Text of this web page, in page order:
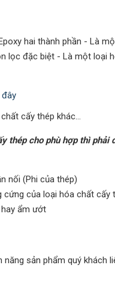
hai thành phần - Là
đặc biệt - Là một loại
đây
cấy thép khác…
thép cho phù hợp thì phải
nối (Phi của thép)
của loại hóa chất cấy
ẩm ướt
sản phẩm quý